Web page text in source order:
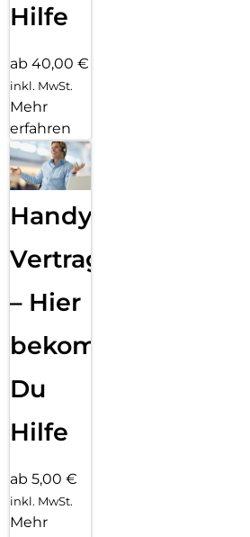
Hilfe
ab 40,00 €
inkl. MwSt.
Mehr
erfahren
Handy
Vertragsabwicklung
– Hier
bekommst
Du
Hilfe
ab 5,00 €
inkl. MwSt.
Mehr